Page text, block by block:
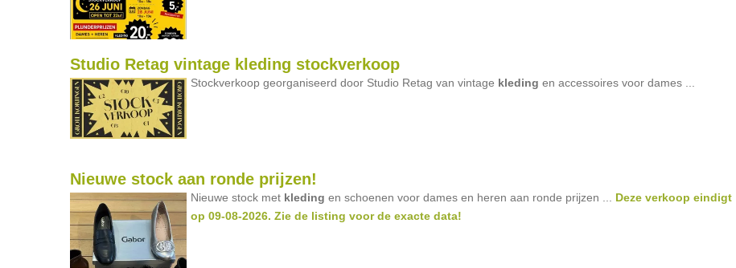
Studio Retag vintage kleding stockverkoop
Stockverkoop georganiseerd door Studio Retag van vintage kleding en accessoires voor dames ...
Nieuwe stock aan ronde prijzen!
Nieuwe stock met kleding en schoenen voor dames en heren aan ronde prijzen ... Deze verkoop eindigt
op 09-08-2026. Zie de listing voor de exacte data!